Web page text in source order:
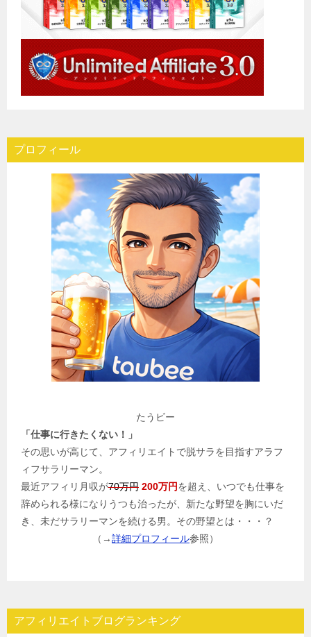
プロフィール
たうビー
「仕事に行きたくない！」
その思いが高じて、アフィリエイトで脱サラを目指すアラフ
ィフサラリーマン。
最近アフィリ月収が70万円 200万円を超え、いつでも仕事を
辞められる様になりうつも治ったが、新たな野望を胸にいだ
き、未だサラリーマンを続ける男。その野望とは・・・？
（→詳細プロフィール参照）
アフィリエイトブログランキング